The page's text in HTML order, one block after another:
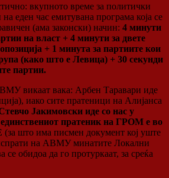
вкупното време за политички
еден час емитувана програма која се
(ама законски) начин: 4 минути
на власт + 4 минути за двете
+ 1 минута за партиите кои
(како што е Левица) + 30 секунди
партии.
викаат вака: Арбен Таравари иде
иако сите пратеници на Алијанса
Јакимовски иде со нас у
единствениот пратеник на ГРОМ е во
(за што има писмен документ кој уште
на АВМУ минатите Локални
се обидоа да го протуркаат, за среќа